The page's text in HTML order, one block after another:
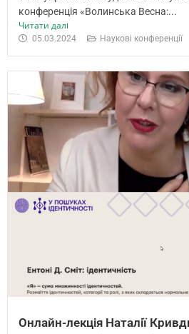
конференція «Волинська Весна:...
Читати далі
05.03.2024 Наукові конференції
Онлайн-лекція Наталії